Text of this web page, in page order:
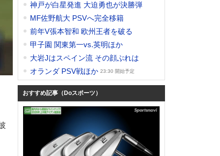
神戸が白星発進 大迫勇也が決勝弾
MF佐野航大 PSVへ完全移籍
前年V張本智和 欧州王者を破る
甲子園 関東第一vs.英明ほか
大岩Jはスペイン流 その顔ぶれは
オランダ PSV戦ほか 23:30 開始予定
おすすめ記事（Doスポーツ）